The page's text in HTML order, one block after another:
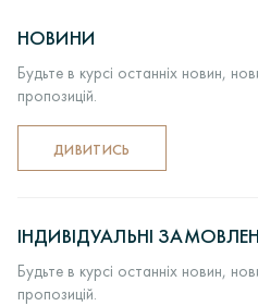
НОВИНИ
Будьте в курсі останніх новин,
пропозицій.
ДИВИТИСЬ
ІНДИВІДУАЛЬНІ
Будьте в курсі останніх новин,
пропозицій.